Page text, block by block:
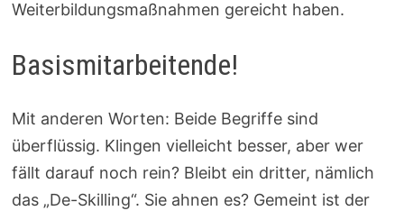
Weiterbildungsmaßnahmen gereicht haben.
Basismitarbeitende!
Mit anderen Worten: Beide Begriffe sind
überflüssig. Klingen vielleicht besser, aber wer
fällt darauf noch rein? Bleibt ein dritter, nämlich
das „De-Skilling“. Sie ahnen es? Gemeint ist der